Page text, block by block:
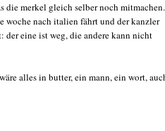
die merkel gleich selber noch
woche nach italien fährt und der kanzler
der eine ist weg, die andere kann nicht
alles in butter, ein mann, ein wort,